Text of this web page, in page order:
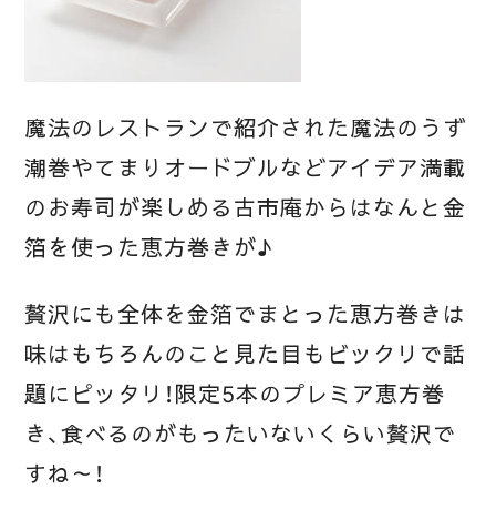
魔法のレストランで紹介された魔法のうず
潮巻やてまりオードブルなどアイデア満載
のお寿司が楽しめる古市庵からはなんと金
箔を使った恵方巻きが♪
贅沢にも全体を金箔でまとった恵方巻きは
味はもちろんのこと見た目もビックリで話
題にピッタリ！限定5本のプレミア恵方巻
き、食べるのがもったいないくらい贅沢で
すね～！